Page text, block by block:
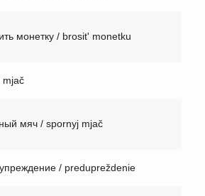
монетку / brosit' monetku
mjač
мяч / spornyj mjač
/ predupreždenie